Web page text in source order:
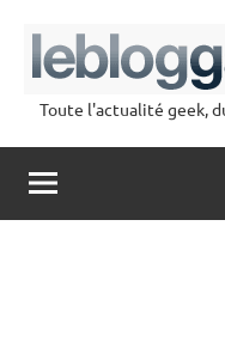
contenu
lebloggadget
Toute l'actualité geek,